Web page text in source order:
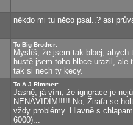
někdo mi tu něco psal..? asi
To Big Brother:
Myslíš, že jsem tak blbej, abych
hustě jsem toho blbce urazil,
tak si nech ty kecy.
To A.J.Rimmer:
Jasně, já vím, že ignorace je
NENÁVIDÍM!!!!! No, Žirafa se
vždy problémy. Hlavně s
6000)...